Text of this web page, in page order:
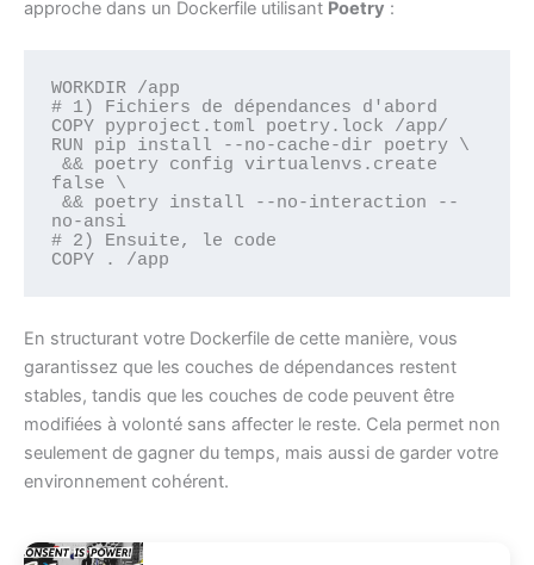
approche dans un Dockerfile utilisant Poetry :
WORKDIR /app
# 1) Fichiers de dépendances d'abord
COPY pyproject.toml poetry.lock /app/
RUN pip install --no-cache-dir poetry \
&& poetry config virtualenvs.create
false \
&& poetry install --no-interaction --
no-ansi
# 2) Ensuite, le code
En structurant votre Dockerfile de cette manière, vous
garantissez que les couches de dépendances restent
stables, tandis que les couches de code peuvent être
modifiées à volonté sans affecter le reste. Cela permet non
seulement de gagner du temps, mais aussi de garder votre
environnement cohérent.